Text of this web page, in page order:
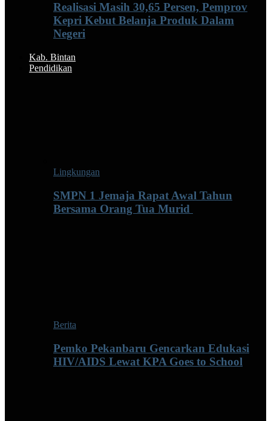
Realisasi Masih 30,65 Persen, Pemprov
Kepri Kebut Belanja Produk Dalam
Negeri
Kab. Bintan
Pendidikan
Lingkungan
SMPN 1 Jemaja Rapat Awal Tahun
Bersama Orang Tua Murid ‎
Berita
Pemko Pekanbaru Gencarkan Edukasi
HIV/AIDS Lewat KPA Goes to School